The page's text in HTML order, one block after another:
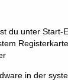
du unter Start-
in der